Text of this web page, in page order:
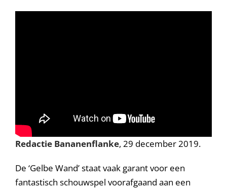
De fans
Redactie Bananenflanke, 29 december 2019.
De ‘Gelbe Wand’ staat vaak garant voor een
fantastisch schouwspel voorafgaand aan een